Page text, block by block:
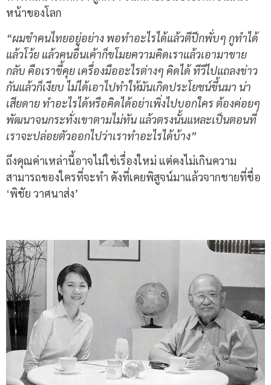
หน้าของโลก
“ผมขำคนไทยอยู่อย่าง พอทำอะไรได้แล้วตีปีกพั่บๆ กูทำได้
แล้วโว้ย แล้วคนอื่นเค้าก็ขโมยความคิดเราแล้วเอามาขาย
กลับ คือเราขี้คุย เครื่องมืออะไรต่างๆ คิดได้ ทีวีไปแถลงข่าว
กันแล้วก็เงียบ ไม่ได้เอาไปทำให้มันเกิดประโยชน์ขึ้นมา น่า
เสียดาย ทำอะไรได้หรือคิดได้อย่าเพิ่งไปบอกใคร ต้องค่อยๆ
พัฒนาจนกระทั่งเขาตามไม่ทัน แล้วตรงนั้นแหละเป็นตอนที่
เราจะปล่อยตัวออกไปว่าเราทำอะไรได้บ้าง”
ถึงคุณค่าเหล่านี้อาจไม่ใช่เรื่องใหม่ แต่คงไม่เกินความ
สามารถของใครที่จะทำ ดังที่เคยพิสูจน์มาแล้วจากชายที่ชื่อ
‘พิชัย วาศนาส่ง’